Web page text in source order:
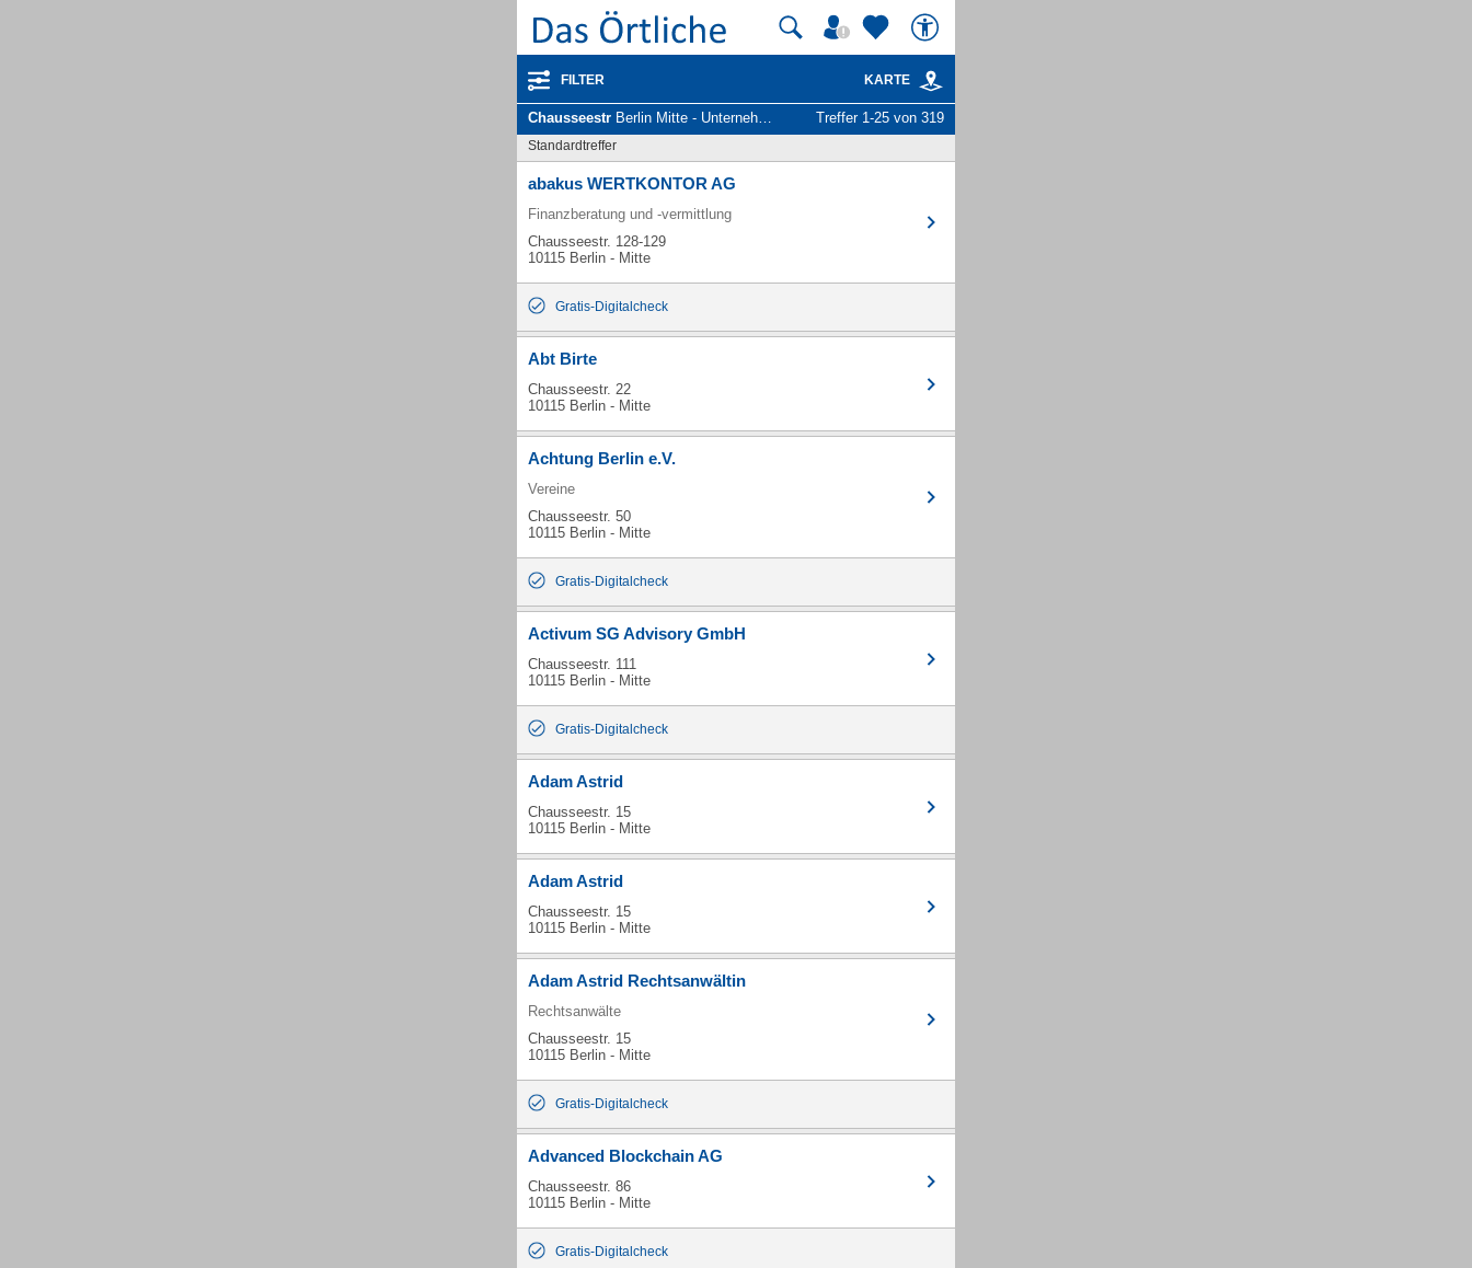
FILTER KARTE
Chausseestr Berlin Mitte - Unternehmen und Personen Treffer 1-25 von 319
Standardtreffer
abakus WERTKONTOR AG
Finanzberatung und -vermittlung
Chausseestr. 128-129
10115 Berlin - Mitte
Gratis-Digitalcheck
Abt Birte
Chausseestr. 22
10115 Berlin - Mitte
Achtung Berlin e.V.
Vereine
Chausseestr. 50
10115 Berlin - Mitte
Gratis-Digitalcheck
Activum SG Advisory GmbH
Chausseestr. 111
10115 Berlin - Mitte
Gratis-Digitalcheck
Adam Astrid
Chausseestr. 15
10115 Berlin - Mitte
Adam Astrid
Chausseestr. 15
10115 Berlin - Mitte
Adam Astrid Rechtsanwältin
Rechtsanwälte
Chausseestr. 15
10115 Berlin - Mitte
Gratis-Digitalcheck
Advanced Blockchain AG
Chausseestr. 86
10115 Berlin - Mitte
Gratis-Digitalcheck